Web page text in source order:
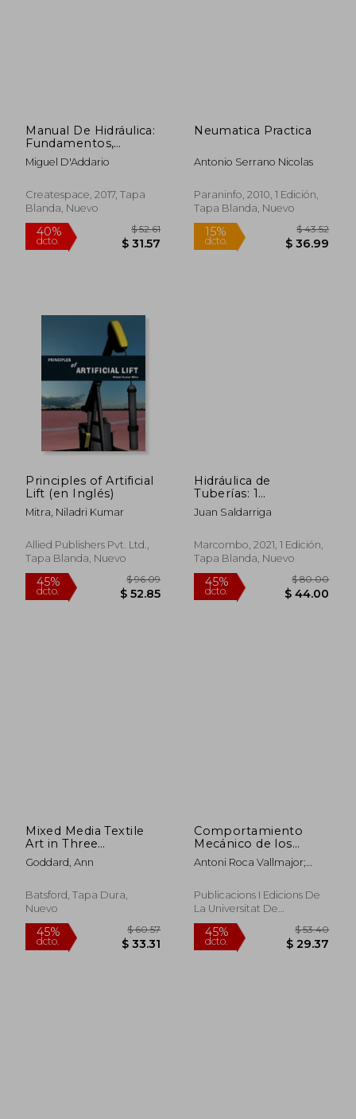
Manual De Hidráulica:
Fundamentos,
Aplicaciones Y
Ejercicios (spanish
Miguel D'Addario
Createspace, 2017, Tapa
Blanda, Nuevo
40%
Neumatica Practica
Antonio Serrano Nicolas
Paraninfo, 2010, 1 Edición,
Tapa Blanda, Nuevo
Principles of Artificial
Lift (en Inglés)
Mitra, Niladri Kumar
Allied Publishers Pvt. Ltd.,
Tapa Blanda, Nuevo
45%
dcto.
$ 96.09
Hidráulica de
Tuberías: 1
(Alfaomega)
Juan Saldarriga
Marcombo, 2021, 1 Edición,
Tapa Blanda, Nuevo
45%
dcto.
Mixed Media Textile
Art in Three
Dimensions (en
Inglés)
Goddard, Ann
Batsford, Tapa Dura,
Nuevo
Comportamiento
Mecánico de los
Materiales. Volumen
1: Conceptos
(Textos Docents)
Antoni Roca Vallmajor;
Jorba I Peiró
Publicacions I Edicions De
La Universitat De
Barcelona, 2012, 1 Edición,
Tapa Blanda, Nuevo